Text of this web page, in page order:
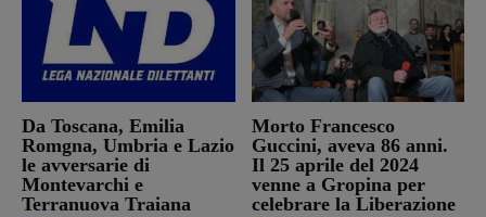
Da Toscana, Emilia
Romgna, Umbria e Lazio
le avversarie di
Montevarchi e
Terranuova Traiana
Morto Francesco
Guccini, aveva 86 anni.
Il 25 aprile del 2024
venne a Gropina per
celebrare la Liberazione